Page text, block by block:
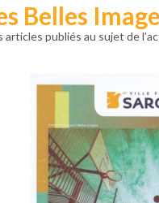
Belles
publiés au sujet de